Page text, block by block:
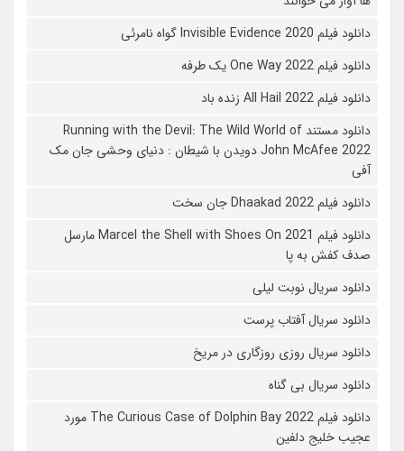
دانلود فیلم 2020 Invisible Evidence گواه نامرئی
دانلود فیلم One Way 2022 یک طرفه
دانلود فیلم All Hail 2022 زنده باد
دانلود مستند Running with the Devil: The Wild World of
John McAfee 2022 دویدن با شیطان : دنیای وحشی جان مک
آفی
دانلود فیلم Dhaakad 2022 جان سخت
دانلود فیلم Marcel the Shell with Shoes On 2021 مارسل
صدف کفش به پا
دانلود سریال نوبت لیلی
دانلود سریال آفتاب پرست
دانلود سریال روزی روزگاری در مریخ
دانلود سریال بی گناه
دانلود فیلم The Curious Case of Dolphin Bay 2022 مورد
عجیب خلیج دلفین